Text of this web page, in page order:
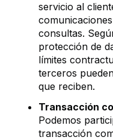
servicio al
consultas.
protección de
límites
terceros
que reciben.
Transacción
Podemos
transacción